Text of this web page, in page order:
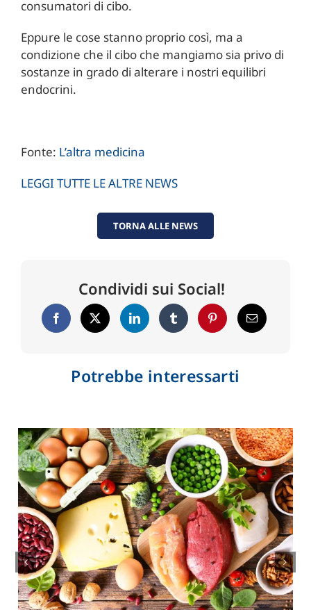
consumatori di cibo.
Eppure le cose stanno proprio così, ma a
condizione che il cibo che mangiamo sia privo di
sostanze in grado di alterare i nostri equilibri
endocrini.
Fonte: L’altra medicina
LEGGI TUTTE LE ALTRE NEWS
TORNA ALLE NEWS
Condividi sui Social!
Potrebbe interessarti